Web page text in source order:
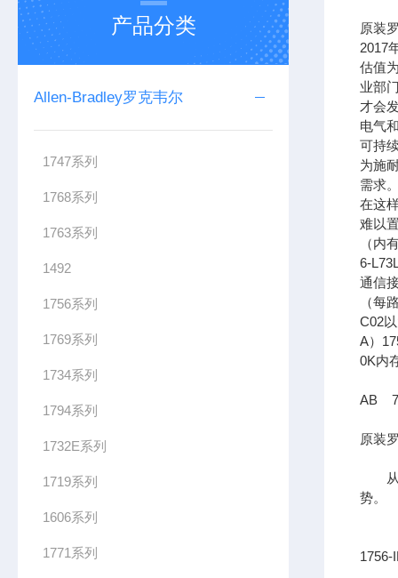
产品分类
Allen-Bradley罗克韦尔
1747系列
1768系列
1763系列
1492
1756系列
1769系列
1734系列
1794系列
1732E系列
1719系列
1606系列
1771系列
原装
2017
估值
业部
才会
电气
可持
为施
需求
在这
难以
（内
6-
通信
（每
C02
A）
0K内
AB
原装
从长
势。
1756-